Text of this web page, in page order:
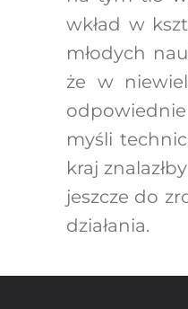
wkład w
młodych
że w
myśli
kraj
jeszcze do
działania.